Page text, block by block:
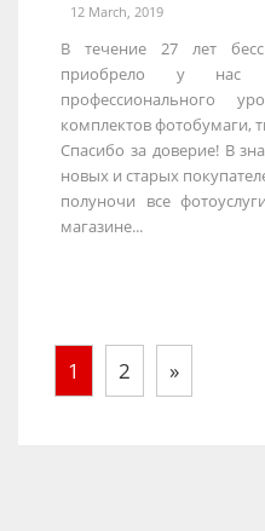
12 March, 2019
В течение 27 лет
приобрело у нас
профессионального
комплектов фотобумаги,
Спасибо за доверие! В
новых и старых
полуночи все
магазине...
1 2 »